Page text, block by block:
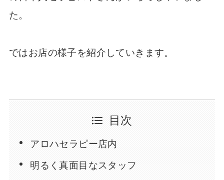
た。
ではお店の様子を紹介していきます。
目次
アロハセラピー店内
明るく真面目なスタッフ